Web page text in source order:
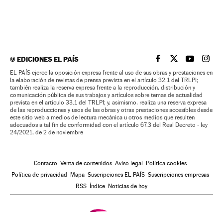
©EDICIONES EL PAÍS EL PAÍS BRASIL EN
EL PAÍSEL PAÍS
EL
EL PAÍS ejerce la oposición expresa frente al uso de sus obras y prestaciones en
la elaboración de revistas de prensa prevista en el artículo 32.1 del TRLPI;
también realiza la reserva expresa frente a la reproducción, distribución y
comunicación pública de sus trabajos y artículos sobre temas de actualidad
prevista en el artículo 33.1 del TRLPI; y, asimismo, realiza una reserva expresa
de las reproducciones y usos de las obras y otras prestaciones accesibles desde
este sitio web a medios de lectura mecánica u otros medios que resulten
adecuados a tal fin de conformidad con el artículo 67.3 del Real Decreto - ley
24/2021, de 2 de noviembre
Contacto Venta de contenidos Aviso legal
Política cookies
Política de privacidad
Mapa Suscripciones EL PAÍS Suscripciones empresas
RSS
Índice Noticias de hoy